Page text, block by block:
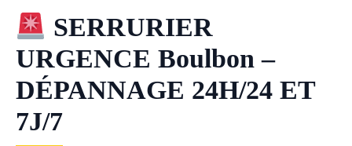
SERRURIER
URGENCE Boulbon –
DÉPANNAGE 24H/24 ET
7J/7